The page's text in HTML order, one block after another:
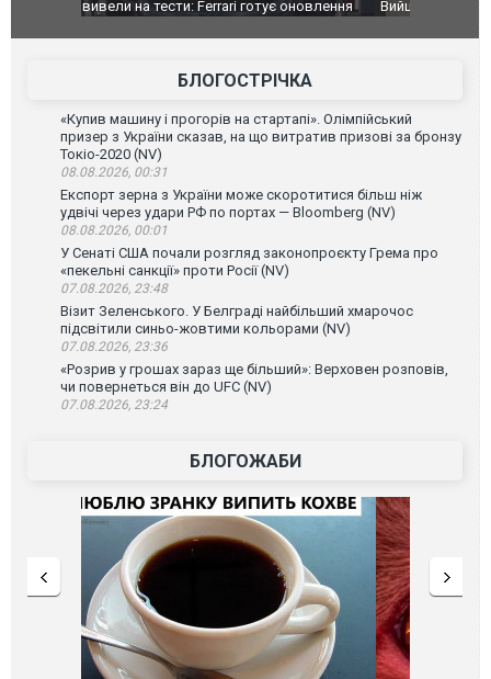
Вийшов трейлер нової екранізації легендарного
БЛОГОСТРІЧКА
«Купив машину і прогорів на стартапі». Олімпійський
призер з України сказав, на що витратив призові за бронзу
Токіо-2020 (NV)
08.08.2026, 00:31
Експорт зерна з України може скоротитися більш ніж
удвічі через удари РФ по портах — Bloomberg (NV)
08.08.2026, 00:01
У Сенаті США почали розгляд законопроєкту Грема про
«пекельні санкції» проти Росії (NV)
07.08.2026, 23:48
Візит Зеленського. У Белграді найбільший хмарочос
підсвітили синьо-жовтими кольорами (NV)
07.08.2026, 23:36
«Розрив у грошах зараз ще більший»: Верховен розповів,
чи повернеться він до UFC (NV)
07.08.2026, 23:24
БЛОГОЖАБИ